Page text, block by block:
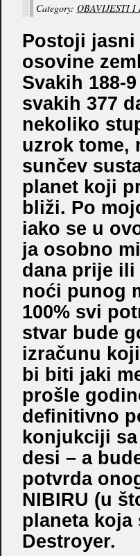
Category: OBAVIJESTI I
Postoji jasni
osovine
Svakih 188-
svakih 377
nekoliko
uzrok tome,
sunčev
planet koji
bliži. Po
iako se u
ja osobno
dana prije ili
noći punog
100% svi
stvar bude
izračunu
bi biti jaki
prošle
definitivno
konjukciji
desi – a
potvrda
NIBIRU (u
planeta
Destroyer.